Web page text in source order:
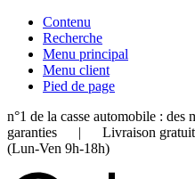
Contenu
Recherche
Menu principal
Menu client
Pied de page
n°1 de la casse automobile : des
garanties | Livraison
(Lun-Ven 9h-18h)